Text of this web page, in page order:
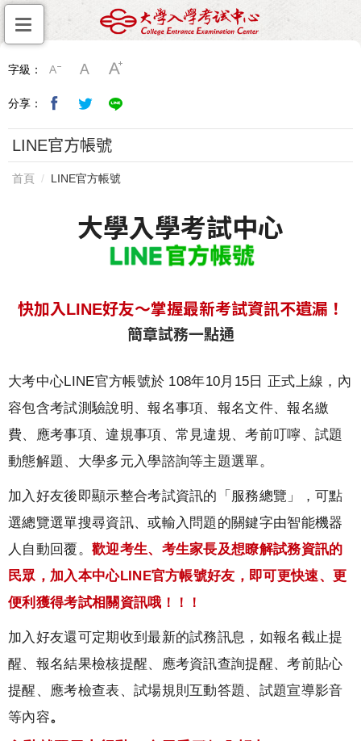
字級：
分享：
LINE官方帳號
首頁 LINE官方帳號
大學入學考試中心
快加入LINE好友～掌握最新考試資訊不遺漏！
簡章試務一點通
大考中心LINE官方帳號於 108年10月15日 正式上線，內
容包含考試測驗說明、報名事項、報名文件、報名繳
費、應考事項、違規事項、常見違規、考前叮嚀、試題
動態解題、大學多元入學諮詢等主題選單。
加入好友後即顯示整合考試資訊的「服務總覽」，可點
選總覽選單搜尋資訊、或輸入問題的關鍵字由智能機器
人自動回覆。 歡迎考生、考生家長及想瞭解試務資訊的
民眾，加入本中心LINE官方帳號好友，即可更快速、更
便利獲得考試相關資訊哦 ！！！
加入好友還可定期收到最新的試務訊息，如報名截止提
醒、報名結果檢核提醒、應考資訊查詢提醒、考前貼心
提醒、應考檢查表、試場規則互動答題、試題宣導影音
等內容。